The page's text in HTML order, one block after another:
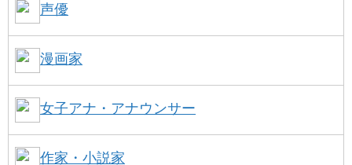
声優
漫画家
女子アナ・アナウンサー
作家・小説家